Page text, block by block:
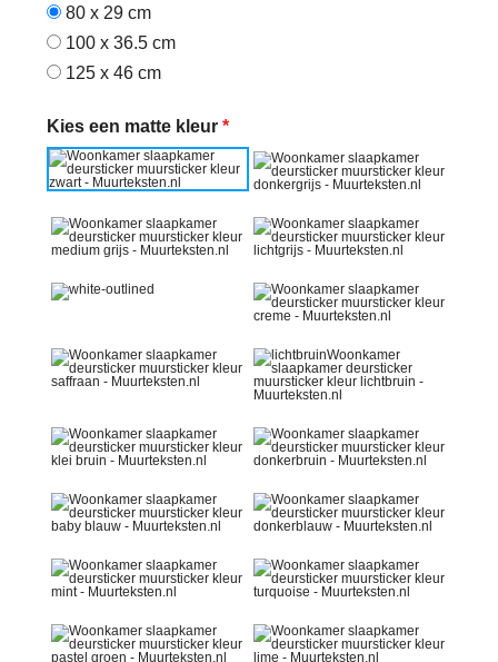
80 x 29 cm
100 x 36.5 cm
125 x 46 cm
Kies een matte kleur *